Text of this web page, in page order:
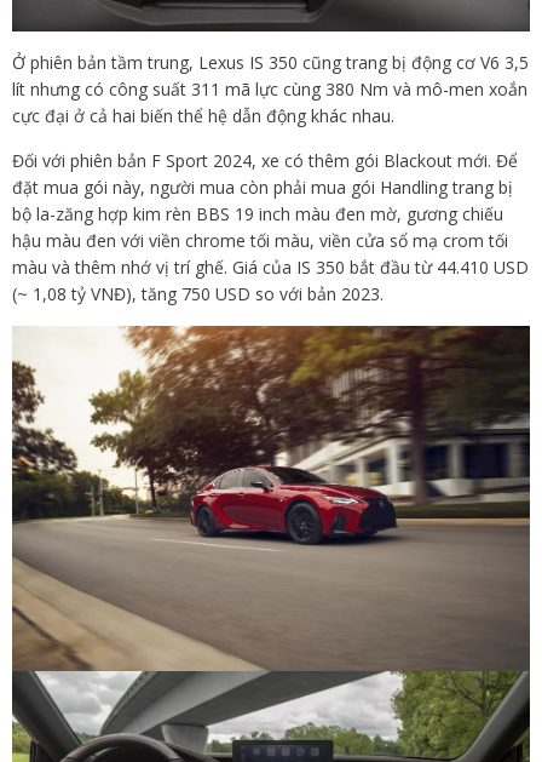
Ở phiên bản tầm trung, Lexus IS 350 cũng trang bị động cơ V6 3,5
lít nhưng có công suất 311 mã lực cùng 380 Nm và mô-men xoắn
cực đại ở cả hai biến thể hệ dẫn động khác nhau.
Đối với phiên bản F Sport 2024, xe có thêm gói Blackout mới. Để
đặt mua gói này, người mua còn phải mua gói Handling trang bị
bộ la-zăng hợp kim rèn BBS 19 inch màu đen mờ, gương chiếu
hậu màu đen với viền chrome tối màu, viền cửa sổ mạ crom tối
màu và thêm nhớ vị trí ghế. Giá của IS 350 bắt đầu từ 44.410 USD
(~ 1,08 tỷ VNĐ), tăng 750 USD so với bản 2023.